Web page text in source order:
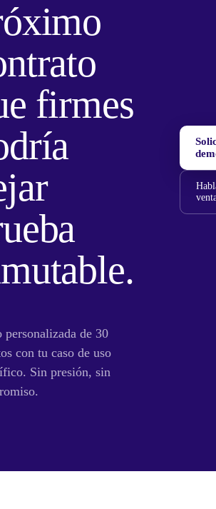
firmes
personalizada de 30
con tu caso de uso
Sin presión, sin